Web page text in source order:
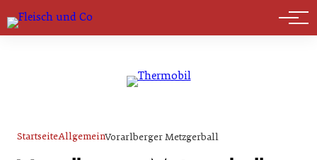
Marktführer
StartseiteAllgemeinVorarlberger Metzgerball